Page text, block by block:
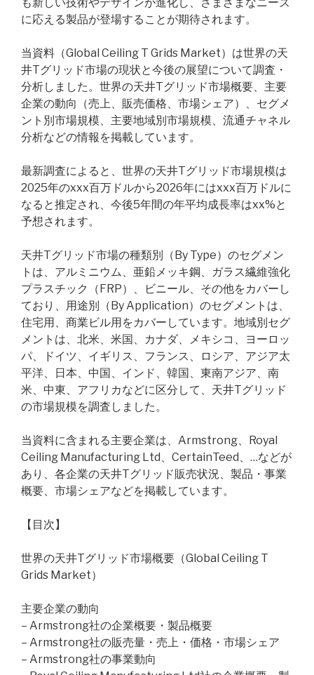
に応える製品が登場することが期待されます。
当資料（Global Ceiling T Grids Market）は世界の天
井Tグリッド市場の現状と今後の展望について調査・
分析しました。世界の天井Tグリッド市場概要、主要
企業の動向（売上、販売価格、市場シェア）、セグメ
ント別市場規模、主要地域別市場規模、流通チャネル
分析などの情報を掲載しています。
最新調査によると、世界の天井Tグリッド市場規模は
2025年のxxx百万ドルから2026年にはxxx百万ドルに
なると推定され、今後5年間の年平均成長率はxx%と
予想されます。
天井Tグリッド市場の種類別（By Type）のセグメン
トは、アルミニウム、亜鉛メッキ鋼、ガラス繊維強化
プラスチック（FRP）、ビニール、その他をカバーし
ており、用途別（By Application）のセグメントは、
住宅用、商業ビル用をカバーしています。地域別セグ
メントは、北米、米国、カナダ、メキシコ、ヨーロッ
パ、ドイツ、イギリス、フランス、ロシア、アジア太
平洋、日本、中国、インド、韓国、東南アジア、南
米、中東、アフリカなどに区分して、天井Tグリッド
の市場規模を調査しました。
当資料に含まれる主要企業は、Armstrong、Royal
Ceiling Manufacturing Ltd、CertainTeed、…などが
あり、各企業の天井Tグリッド販売状況、製品・事業
概要、市場シェアなどを掲載しています。
【目次】
世界の天井Tグリッド市場概要（Global Ceiling T
Grids Market）
主要企業の動向
– Armstrong社の企業概要・製品概要
– Armstrong社の販売量・売上・価格・市場シェア
– Armstrong社の事業動向